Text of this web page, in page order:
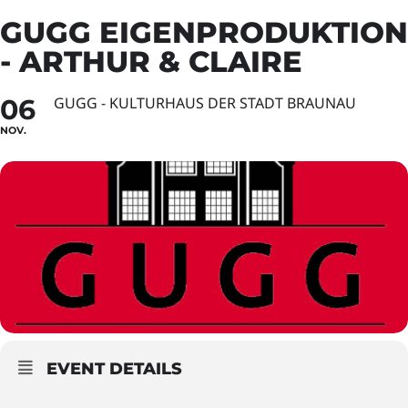
GUGG EIGENPRODUKTION
- ARTHUR & CLAIRE
06
NOV.
GUGG - KULTURHAUS DER STADT BRAUNAU
EVENT DETAILS